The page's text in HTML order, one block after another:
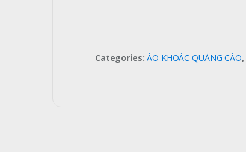
Categories:ÁO KHOÁC QUẢNG CÁO,